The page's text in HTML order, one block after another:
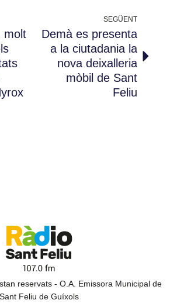
molt
SEGÜENT
Demà es presenta
a la ciutadania la
nova deixalleria
mòbil de Sant
Feliu
reservats - O.A. Emissora Municipal de
Sant Feliu de Guíxols